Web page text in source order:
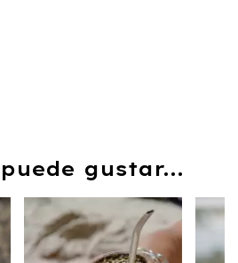
gustar...